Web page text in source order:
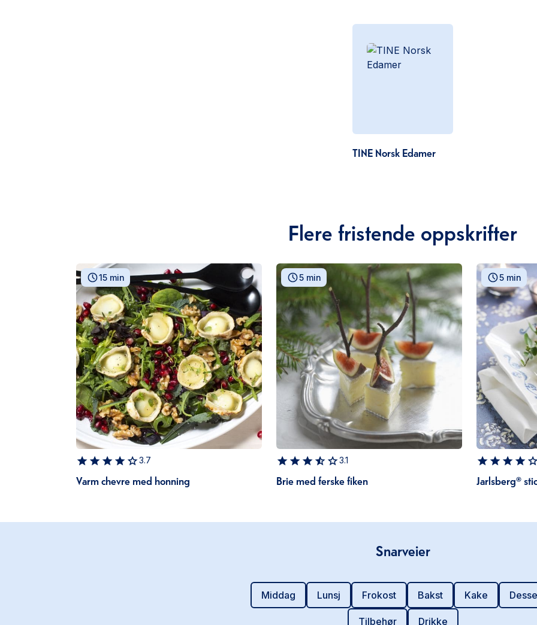
TINE Norsk Edamer
Flere fristende oppskrifter
15 min
3.7
Varm chevre med honning
5 min
3.1
Brie med ferske fiken
5 min
Jarlsberg®
Snarveier
Middag Lunsj Frokost Bakst Kake
Tilbehør Drikke